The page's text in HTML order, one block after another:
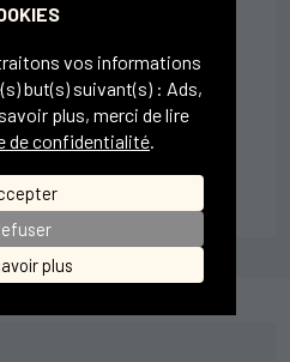
vos informations
but(s) suivant(s) : Ads,
plus, merci de lire
de confidentialité.
plus
au vendredi
à 17h